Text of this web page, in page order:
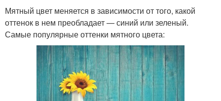
Мятный цвет меняется в зависимости от того, какой
оттенок в нем преобладает — синий или зеленый.
Самые популярные оттенки мятного цвета: